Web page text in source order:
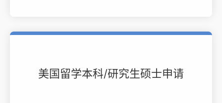
美国留学本科/研究生硕士申请